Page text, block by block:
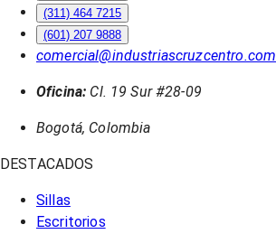
(311) 464 7215
(601) 207 9888
comercial@industriascruzcentro.com
Oficina: Cl. 19 Sur #28-09
Bogotá, Colombia
DESTACADOS
Sillas
Escritorios